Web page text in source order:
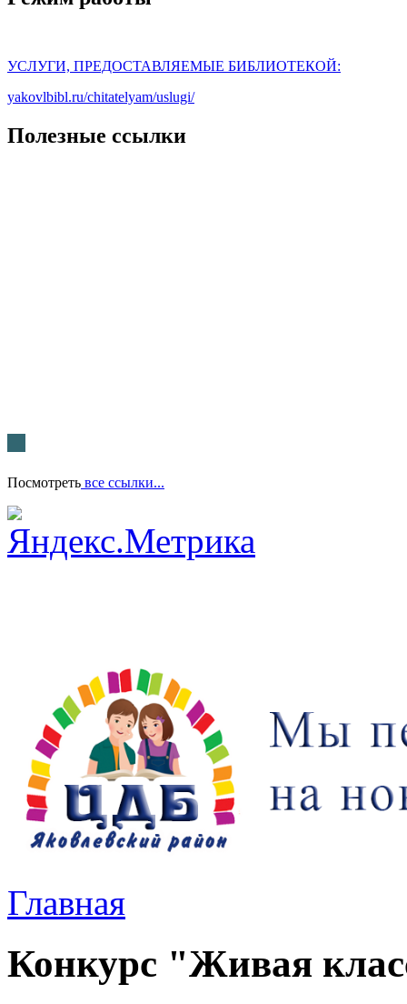
УСЛУГИ, ПРЕДОСТАВЛЯЕМЫЕ БИБЛИОТЕКОЙ:
yakovlbibl.ru/chitatelyam/uslugi/
Полезные ссылки
Посмотреть все ссылки...
Главная
Конкурс "Живая